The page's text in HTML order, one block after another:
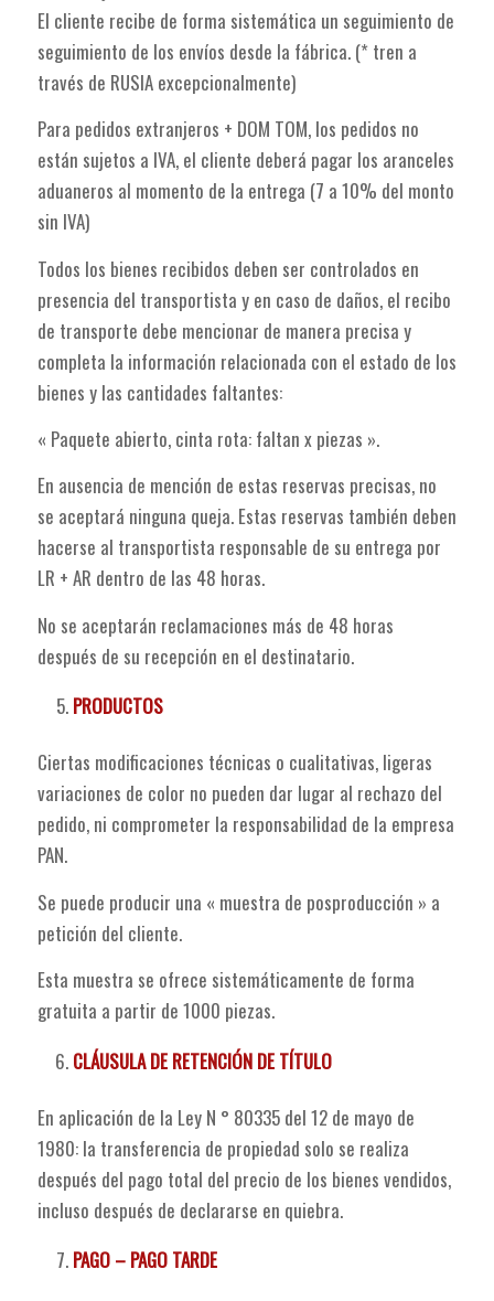
El cliente recibe de forma sistemática un seguimiento de
seguimiento de los envíos desde la fábrica. (* tren a
través de RUSIA excepcionalmente)
Para pedidos extranjeros + DOM TOM, los pedidos no
están sujetos a IVA, el cliente deberá pagar los aranceles
aduaneros al momento de la entrega (7 a 10% del monto
sin IVA)
Todos los bienes recibidos deben ser controlados en
presencia del transportista y en caso de daños, el recibo
de transporte debe mencionar de manera precisa y
completa la información relacionada con el estado de los
bienes y las cantidades faltantes:
« Paquete abierto, cinta rota: faltan x piezas ».
En ausencia de mención de estas reservas precisas, no
se aceptará ninguna queja. Estas reservas también deben
hacerse al transportista responsable de su entrega por
LR + AR dentro de las 48 horas.
No se aceptarán reclamaciones más de 48 horas
después de su recepción en el destinatario.
PRODUCTOS
Ciertas modificaciones técnicas o cualitativas, ligeras
variaciones de color no pueden dar lugar al rechazo del
pedido, ni comprometer la responsabilidad de la empresa
PAN.
Se puede producir una « muestra de posproducción » a
petición del cliente.
Esta muestra se ofrece sistemáticamente de forma
gratuita a partir de 1000 piezas.
CLÁUSULA DE RETENCIÓN DE TÍTULO
En aplicación de la Ley N ° 80335 del 12 de mayo de
1980: la transferencia de propiedad solo se realiza
después del pago total del precio de los bienes vendidos,
incluso después de declararse en quiebra.
PAGO – PAGO TARDE